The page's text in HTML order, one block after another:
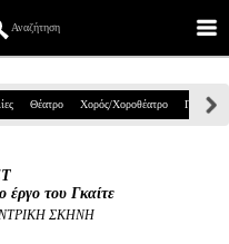
Αναζήτηση
Θέατρο Χορός/Χοροθέατρο Παιδικά
έργο του Γκαίτε
ΣΚΗΝΗ